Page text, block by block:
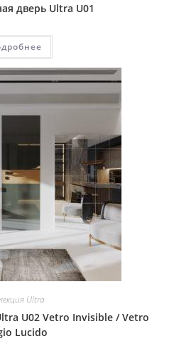
дверь Ultra U01
Ultra
U02 Vetro Invisible / Vetro
Lucido